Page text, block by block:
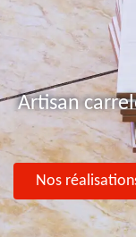
Artisan
Nos